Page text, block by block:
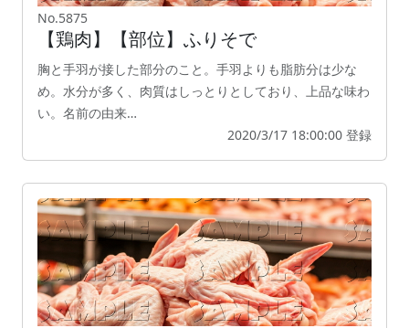
No.5875
【鶏肉】【部位】ふりそで
胸と手羽が接した部分のこと。手羽よりも脂肪分は少な
め。水分が多く、肉質はしっとりとしており、上品な味わ
い。名前の由来…
2020/3/17 18:00:00 登録